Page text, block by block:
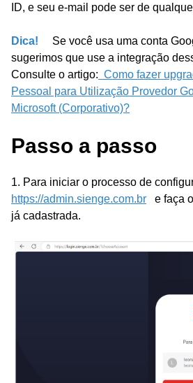
ID, e seu e-mail pode ser de
Dica! Se você usa uma conta
sugerimos que use a integração
Consulte o artigo: Como fazer
Pessoal para Utilização Provedor
Microsoft (Corporativo)?
Passo a passo
1. Para iniciar o processo de
https://admin.sienge.com.br e faça
já cadastrada.